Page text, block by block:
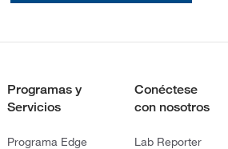
Programas y
Servicios
Programa Edge
Conéctese
con nosotros
Lab Reporter